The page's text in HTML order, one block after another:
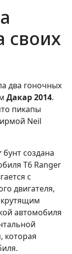
своих
два гоночных
Дакар 2014.
пикапы
Neil
бунт создана
T6 Ranger
с
двигателя,
автомобиля
которая